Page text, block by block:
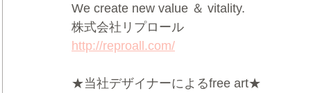
We create new value ＆ vitality.
株式会社リプロール
http://reproall.com/
★当社デザイナーによるfree art★